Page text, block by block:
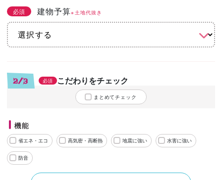
必須 建物予算※土地代抜き
2/3 必須 こだわりをチェック
まとめてチェック
機能
省エネ・エコ 高気密・高断熱 地震に強い 水害に強い
防音